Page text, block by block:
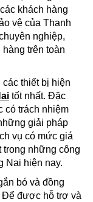
khách hàng
vệ của Thanh
nghiệp,
trên toàn
thiết bị hiện
tốt nhất. Đặc
có trách nhiệm
giải pháp
vụ có mức giá
trong những công
Nai hiện nay.
bó và đồng
Để được hỗ trợ và